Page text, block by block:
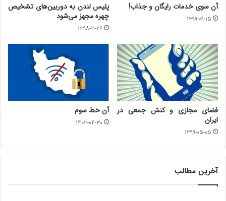
آن سوی خدمات رایگان و جذاب!
۱۳۹۹-۰۹-۱۵
پلیس لندن به دوربین‌های تشخیص
چهره مجهز می‌شود
۱۳۹۸-۱۱-۲۶
فضای مجازی و کنش جمعی در
ایران
۱۳۹۹-۰۵-۰۵
آن خط سوم
۱۴۰۳-۰۴-۳۰
آخرین مطالب